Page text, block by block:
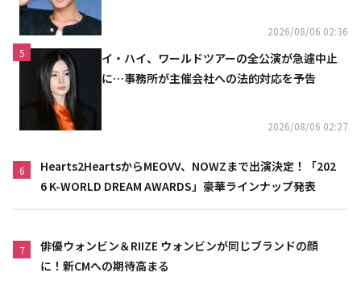
2026/08/06 02:36
5
イ・ハイ、ワールドツアーの全公演が急遽中止
に…事務所が主催会社への法的対応を予告
2026/08/06 02:27
6
Hearts2HeartsからMEOVV、NOWZまで出演決定！「202
6 K-WORLD DREAM AWARDS」豪華ラインナップ発表
7
俳優ウォンビン＆RIIZE ウォンビンが同じブランドの顔
に！新CMへの期待高まる